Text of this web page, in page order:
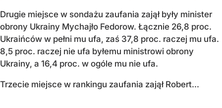
Drugie miejsce w sondażu zaufania zajął były minister
obrony Ukrainy Mychajło Fedorow. Łącznie 26,8 proc.
Ukraińców w pełni mu ufa, zaś 37,8 proc. raczej mu ufa.
8,5 proc. raczej nie ufa byłemu ministrowi obrony
Ukrainy, a 16,4 proc. w ogóle mu nie ufa.
Trzecie miejsce w rankingu zaufania zajął Robert...